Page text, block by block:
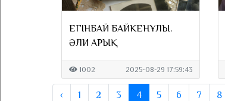
ЕГІНБАЙ БАЙКЕНҰЛЫ.
ӘЛИ АРЫҚ
1002 2025-08-29 17:59:43
‹ 1 2 3 4 5 6 7 8